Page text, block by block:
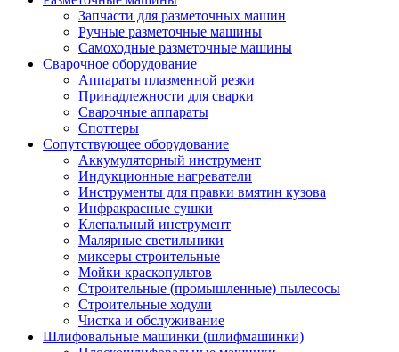
Запчасти для разметочных машин
Ручные разметочные машины
Самоходные разметочные машины
Сварочное оборудование
Аппараты плазменной резки
Принадлежности для сварки
Сварочные аппараты
Споттеры
Сопутствующее оборудование
Аккумуляторный инструмент
Индукционные нагреватели
Инструменты для правки вмятин кузова
Инфракрасные сушки
Клепальный инструмент
Малярные светильники
миксеры строительные
Мойки краскопультов
Строительные (промышленные) пылесосы
Строительные ходули
Чистка и обслуживание
Шлифовальные машинки (шлифмашинки)